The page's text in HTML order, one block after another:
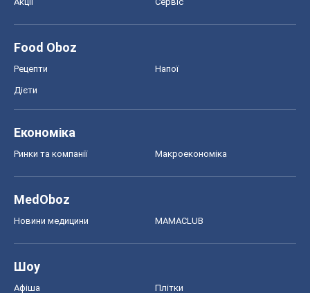
Food Oboz
Рецепти Напої
Дієти
Економіка
Ринки та компанії Макроекономіка
MedOboz
Новини медицини MAMACLUB
Шоу
Афіша Плітки